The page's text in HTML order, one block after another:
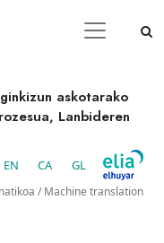
askotarako
Lanbideren
EN CA GL
/ Machine translation